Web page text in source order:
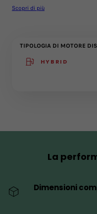
Scopri di più
TIPOLOGIA DI MOTORE
HYBRID
La
Dimensioni